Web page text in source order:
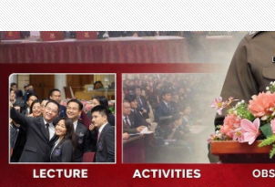
โรงแรม, ที่พัก
บ้าน, คอนโด, อสังหาฯ
ประกัน
สัตว์เลี้ยง
ไอที
โทรศัพท์มือถือ